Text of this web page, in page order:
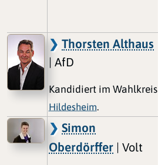
Thorsten Althaus
| AfD
Kandidiert im Wahlkreis
Hildesheim.
Simon
Oberdörffer | Volt